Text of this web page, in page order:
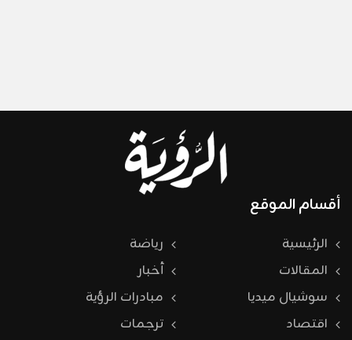
أقسام الموقع
الرئيسية
رياضة
المقالات
أخبار
سوشيال ميديا
مبادرات الرؤية
اقتصاد
ترجمات